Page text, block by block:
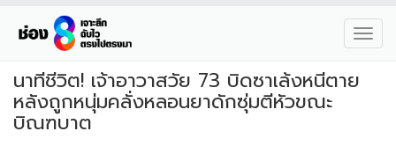
นาทีชีวิต! เจ้าอาวาสวัย 73 บิดซาเล้งหนีตาย
หลังถูกหนุ่มคลั่งหลอนยาดักซุ่มตีหัวขณะ
บิณฑบาต